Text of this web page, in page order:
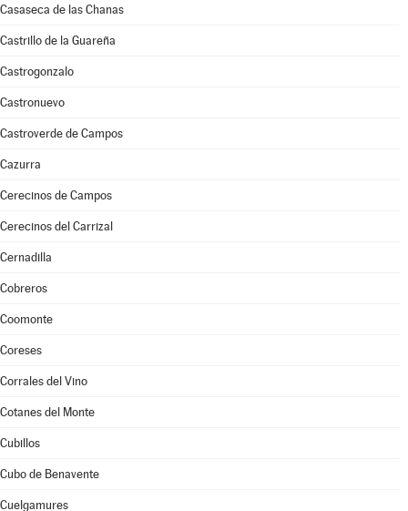
Casaseca de las Chanas
Castrillo de la Guareña
Castrogonzalo
Castronuevo
Castroverde de Campos
Cazurra
Cerecinos de Campos
Cerecinos del Carrizal
Cernadilla
Cobreros
Coomonte
Coreses
Corrales del Vino
Cotanes del Monte
Cubillos
Cubo de Benavente
Cuelgamures